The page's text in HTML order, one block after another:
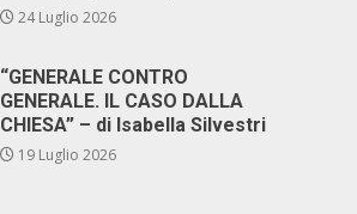
24 Luglio 2026
“GENERALE CONTRO
GENERALE. IL CASO DALLA
CHIESA” – di Isabella Silvestri
19 Luglio 2026